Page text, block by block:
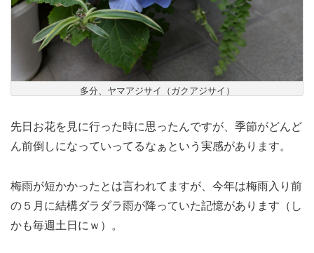
多分、ヤマアジサイ（ガクアジサイ）
先日お花を見に行った時に思ったんですが、季節がどんど
ん前倒しになっていってるなぁという実感があります。
梅雨が短かかったとは言われてますが、今年は梅雨入り前
の５月に結構ダラダラ雨が降っていた記憶があります（し
かも毎週土日にｗ）。